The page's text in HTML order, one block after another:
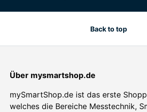
Back to top
Über mysmartshop.de
mySmartShop.de ist das erste
welches die Bereiche Messtechnik,